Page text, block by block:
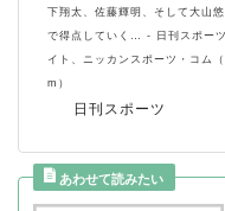
日刊スポーツ
下翔太、佐藤輝明、そして大山
で得点していく… - 日刊スポー
イト、ニッカンスポーツ・コ
m）